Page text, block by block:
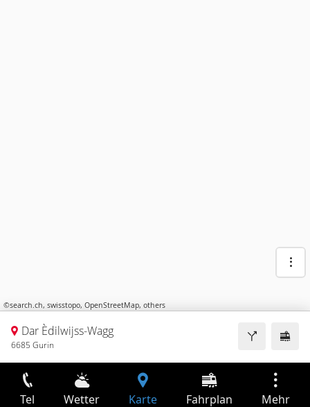
©search.ch, swisstopo, OpenStreetMap, others
Dar Èdilwijss-Wagg
6685 Gurin
Tel Wetter Karte Fahrplan Mehr